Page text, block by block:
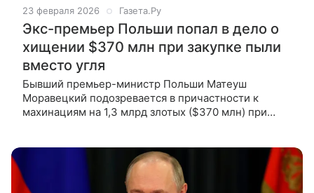
23 февраля 2026 Газета.Ру
Экс-премьер Польши попал в дело о
хищении $370 млн при закупке пыли
вместо угля
Бывший премьер-министр Польши Матеуш
Моравецкий подозревается в причастности к
махинациям на 1,3 млрд злотых ($370 млн) при